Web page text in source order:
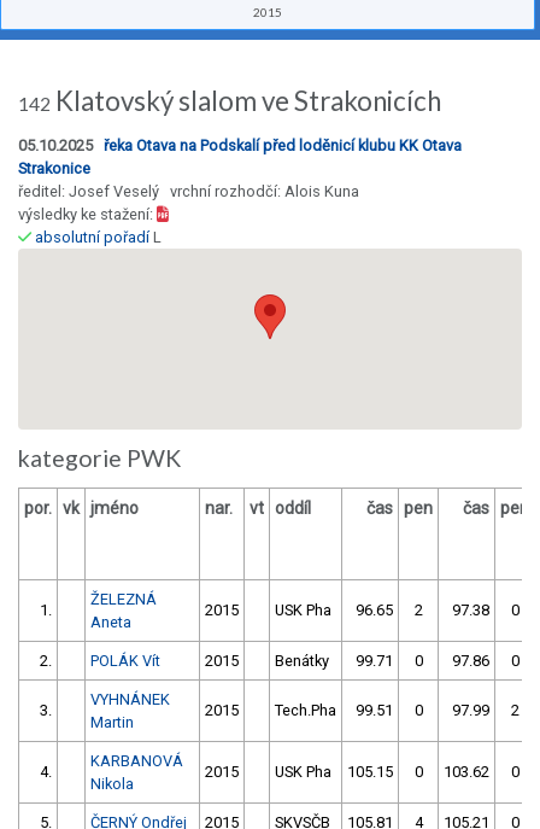
2015
142 Klatovský slalom ve Strakonicích
05.10.2025 řeka Otava na Podskalí před loděnicí klubu KK Otava
Strakonice
ředitel: Josef Veselý vrchní rozhodčí: Alois Kuna
výsledky ke stažení:
absolutní pořadíL
kategorie PWK
por. vk jméno nar. vt oddíl čas pen čas pen
1.
ŽELEZNÁ
Aneta
2015 USK Pha 96.65 2 97.38 0
2. POLÁK Vít 2015 Benátky 99.71 0 97.86 0
3.
VYHNÁNEK
Martin
2015 Tech.Pha 99.51 0 97.99 2
4.
KARBANOVÁ
Nikola
2015 USK Pha 105.15 0 103.62 0
5. ČERNÝ Ondřej 2015 SKVSČB 105.81 4 105.21 0